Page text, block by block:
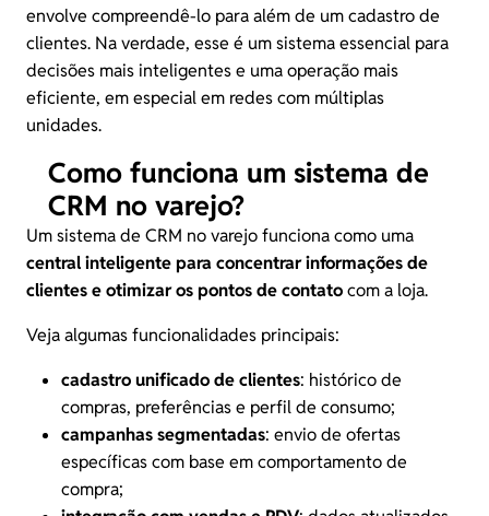
envolve compreendê-lo para além de um cadastro de
clientes. Na verdade, esse é um sistema essencial para
decisões mais inteligentes e uma operação mais
eficiente, em especial em redes com múltiplas
unidades.
Como funciona um sistema de
CRM no varejo?
Um sistema de CRM no varejo funciona como uma
central inteligente para concentrar informações de
clientes e otimizar os pontos de contatocom a loja.
Veja algumas funcionalidades principais:
cadastro unificado de clientes: histórico de
compras, preferências e perfil de consumo;
campanhas segmentadas: envio de ofertas
específicas com base em comportamento de
compra;